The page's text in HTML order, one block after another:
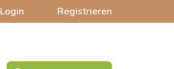
Login Registrieren